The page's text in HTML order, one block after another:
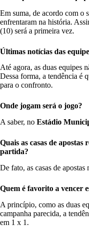
Em suma, de acordo com o
enfrentaram na história.
(10) será a primeira vez.
Últimas notícias das
Até agora, as duas equipes
Dessa forma, a tendência é
para o confronto.
Onde jogam será o jogo?
A saber, no Estádio
Quais as casas de apostas
partida?
De fato, as casas de apostas
Quem é favorito a vencer
A princípio, como as duas
campanha parecida, a
em 1 x 1.